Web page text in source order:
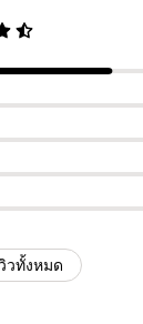
วทั้งหมด